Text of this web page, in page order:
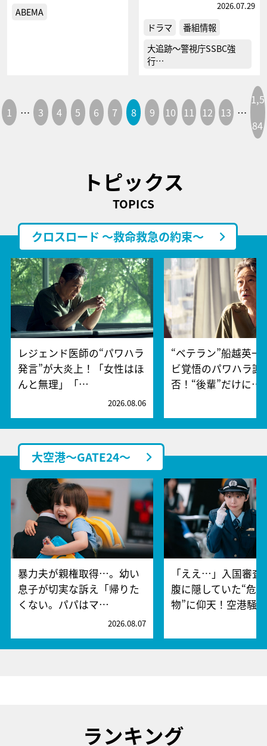
ABEMA
2026.07.29
ドラマ
番組情報
大追跡～警視庁SSBC強
行…
1 … 3 4 5 6 7 8 9 10 11 12 13 …
1,5
84
トピックス
TOPICS
クロスロード ～救命救急の約束～
レジェンド医師の“パワハラ
発言”が大炎上！「女性はほ
んと無理」「…
2026.08.06
“ベテラン”船越英一
ビ覚悟のパワハラ謝
否！“後輩”だけに…
大空港～GATE24～
暴力夫が親権取得…。幼い
息子が切実な訴え「帰りた
くない。パパはマ…
2026.08.07
「ええ…」入国審査
腹に隠していた“危
物”に仰天！空港騒
ランキング